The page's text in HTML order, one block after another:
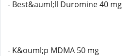
- Best&auml;ll Duromine 40 mg
- K&ouml;p MDMA 50 mg